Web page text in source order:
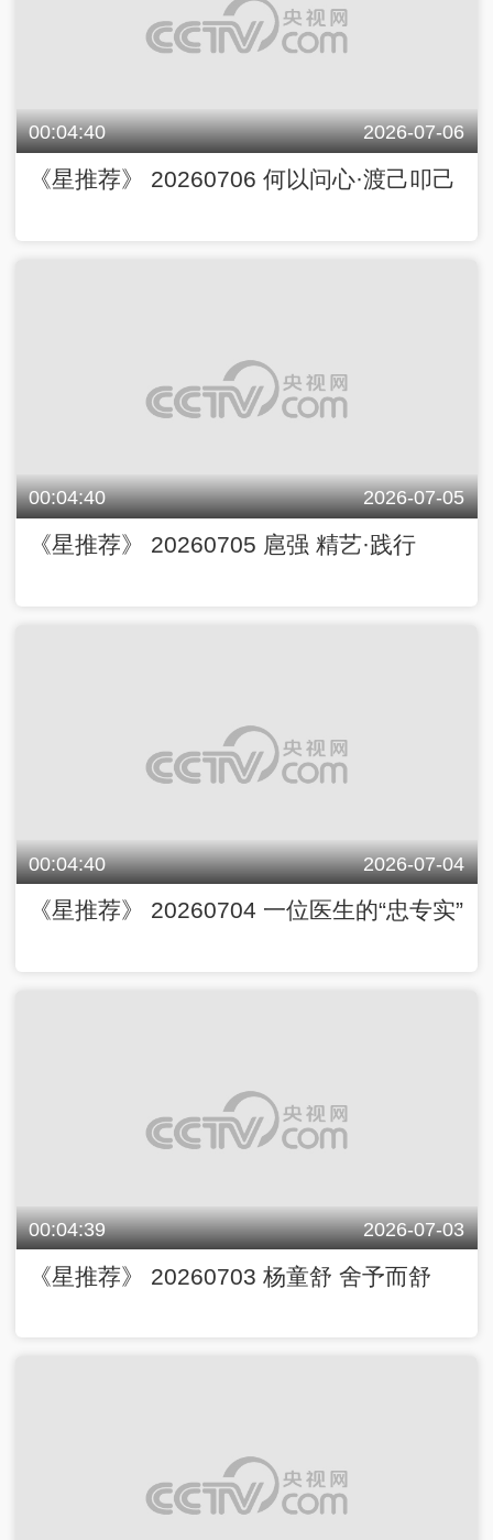
00:04:40 2026-07-06
《星推荐》 20260706 何以问心·渡己叩己
00:04:40 2026-07-05
《星推荐》 20260705 扈强 精艺·践行
00:04:40 2026-07-04
《星推荐》 20260704 一位医生的“忠专实”
00:04:39 2026-07-03
《星推荐》 20260703 杨童舒 舍予而舒